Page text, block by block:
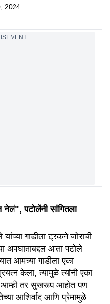
2024
नेलं", पटोलेंनी सांगितला
यांच्या गाडीला ट्रकने जोराची
अपघाताबद्दल आता पटोले
आमच्या गाडीला एका
केला, त्यामुळे त्यांनी एका
आम्ही तर सुखरूप आहोत पण
आशिर्वाद आणि प्रेमामुळे